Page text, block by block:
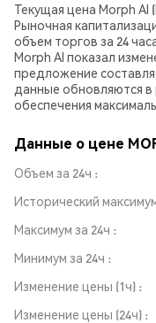
Текущая цена Morph AI
Рыночная
объем торгов за 24
Morph AI показал
предложение
данные обновляются
обеспечения
Данные о цене
Объем за 24ч
Исторический
Максимум за 24ч
Минимум за 24ч
Изменение цены (1ч)
Изменение цены (24ч)